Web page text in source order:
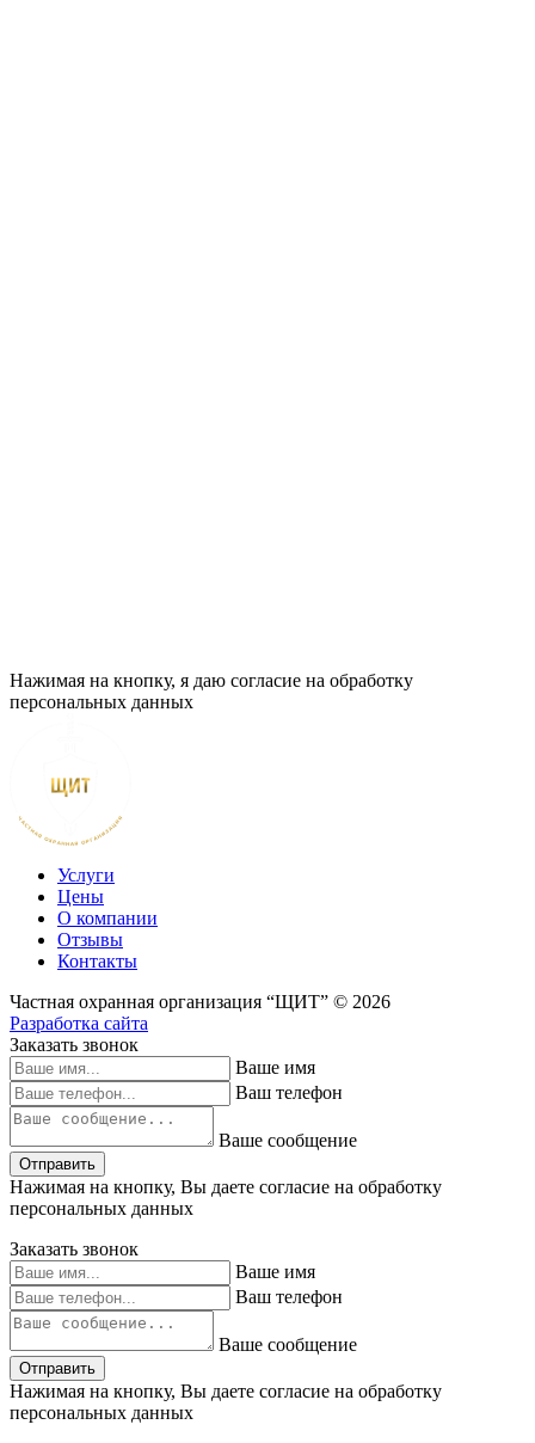
Нажимая на кнопку, я даю согласие на обработку
персональных данных
Услуги
Цены
О компании
Отзывы
Контакты
Частная охранная организация “ЩИТ” © 2026
Разработка сайта
Заказать звонок
Ваше имя
Ваш телефон
Ваше сообщение
Отправить
Нажимая на кнопку, Вы даете согласие на обработку
персональных данных
Заказать звонок
Ваше имя
Ваш телефон
Ваше сообщение
Отправить
Нажимая на кнопку, Вы даете согласие на обработку
персональных данных